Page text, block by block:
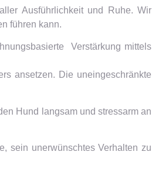
Ausführlichkeit und Ruhe. Wir
führen kann.
Verstärkung mittels
ansetzen. Die uneingeschränkte
Hund langsam und stressarm an
sein unerwünschtes Verhalten zu